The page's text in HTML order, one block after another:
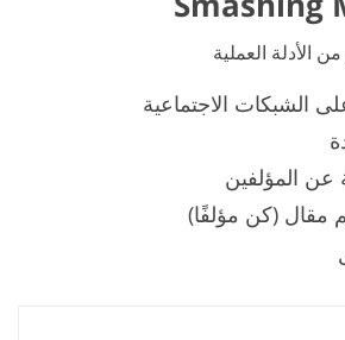
من الأدلة العملية
الشبكات الاجتماعية
المؤلفين
مقال (كن مؤلفًا)